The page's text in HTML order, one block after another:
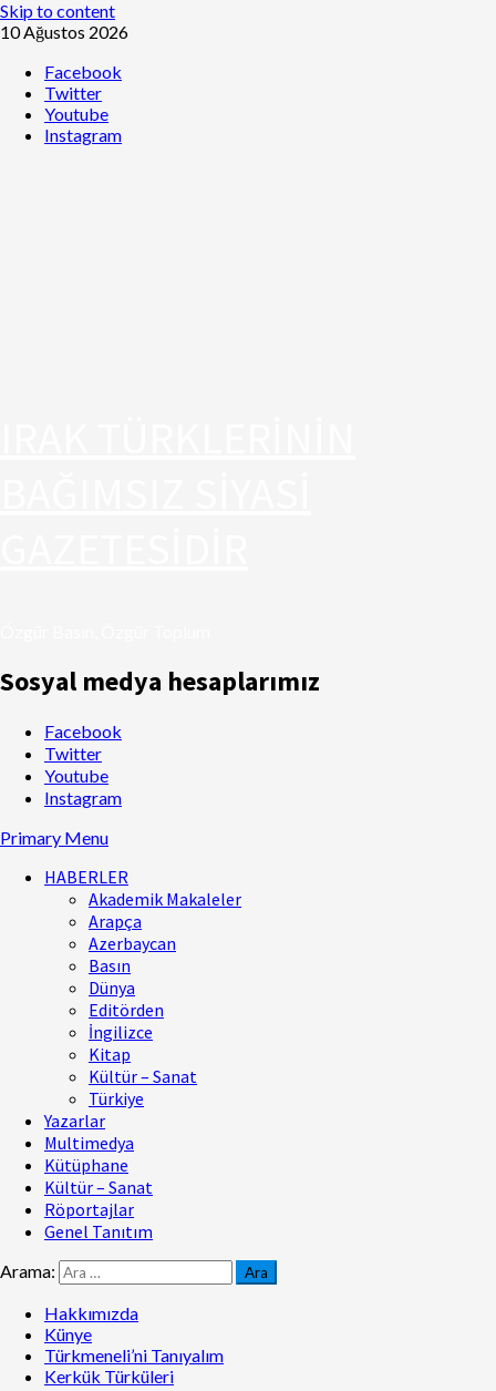
Skip to content
10 Ağustos 2026
Facebook
Twitter
Youtube
Instagram
Sosyal medya hesaplarımız
Facebook
Twitter
Youtube
Instagram
Primary Menu
HABERLER
Akademik Makaleler
Arapça
Azerbaycan
Basın
Dünya
Editörden
İngilizce
Kitap
Kültür – Sanat
Türkiye
Yazarlar
Multimedya
Kütüphane
Kültür – Sanat
Röportajlar
Genel Tanıtım
Arama:
Hakkımızda
Künye
Türkmeneli’ni Tanıyalım
Kerkük Türküleri